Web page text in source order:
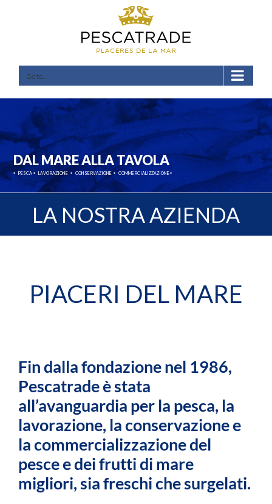
Go to...
DAL MARE ALLA TAVOLA
PESCA
· LAVORAZIONE CONSERVAZIONE COMMERCIALIZZAZIONE
· · · ·
LA NOSTRA AZIENDA
PIACERI DEL MARE
Fin dalla fondazione nel 1986,
Pescatrade è stata
all’avanguardia per la pesca, la
lavorazione, la conservazione e
la commercializzazione del
pesce e dei frutti di mare
migliori, sia freschi che surgelati.